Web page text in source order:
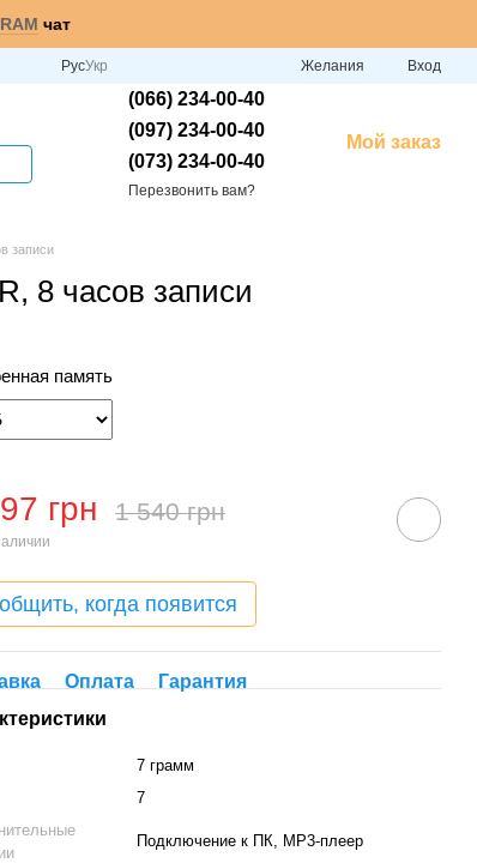
чат
РусУкр Желания Вход
(066) 234-00-40
(097) 234-00-40
(073) 234-00-40
Перезвонить вам?
Мой заказ
записи
8 часов записи
память
грн 1 540 грн
когда появится
Оплата
Гарантия
7 грамм
7
Подключение к ПК, MP3-плеер